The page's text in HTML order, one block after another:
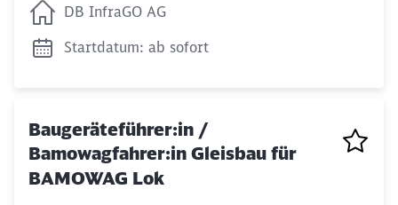
DB InfraGO AG
Startdatum: ab sofort
Baugeräteführer:in /
Bamowagfahrer:in Gleisbau für
BAMOWAG Lok